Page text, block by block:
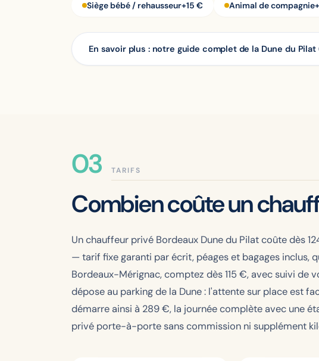
Siège bébé / rehausseur+15 € Animal de compagnie
En savoir plus : notre guide complet de la Dune du
TARIFS
Combien coûte un
Un chauffeur privé Bordeaux Dune du Pilat coûte dès
— tarif fixe garanti par écrit, péages et bagages inclus,
Bordeaux-Mérignac, comptez dès115 €, avec suivi de
dépose au parking de la Dune : l'attente sur place est
démarre ainsi à 289 €, la journée complète avec une
privé porte-à-porte sans commission ni supplément